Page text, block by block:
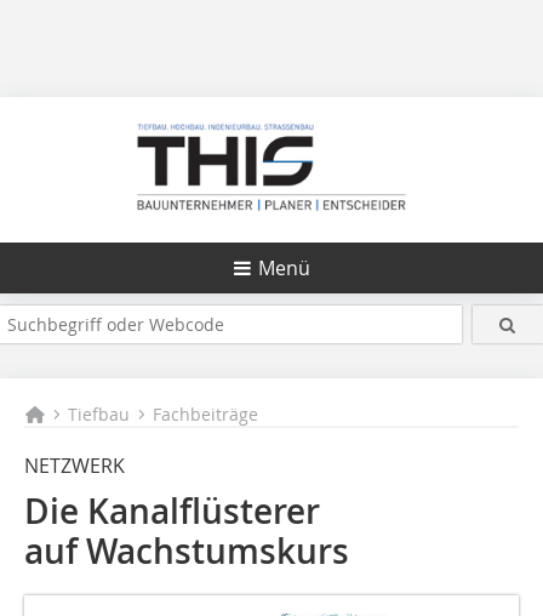
Menü
Tiefbau Fachbeiträge
NETZWERK
Die Kanalflüsterer
auf Wachstumskurs